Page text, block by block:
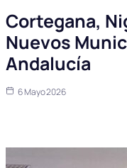
Cortegana,
Nuevos
Andalucía
6 Mayo 2026